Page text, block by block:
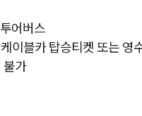
어버스
이블카 탑승티켓 또는 영
불가